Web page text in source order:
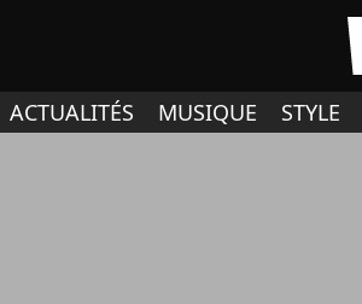
ACTUALITÉS MUSIQUE STYLE